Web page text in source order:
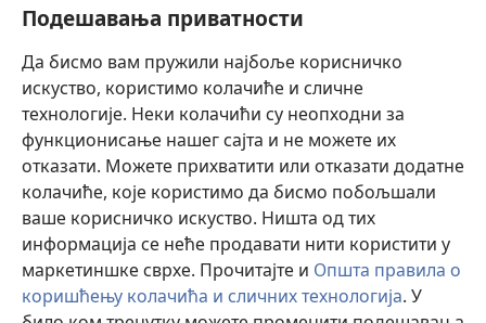
Подешавања приватности
Да бисмо вам пружили најбоље корисничко
искуство, користимо колачиће и сличне
технологије. Неки колачићи су неопходни за
функционисање нашег сајта и не можете их
отказати. Можете прихватити или отказати додатне
колачиће, које користимо да бисмо побољшали
ваше корисничко искуство. Ништа од тих
информација се неће продавати нити користити у
маркетиншке сврхе. Прочитајте и Општа правила о
коришћењу колачића и сличних технологија. У
(отвара
нови
прозор)ОНЛАЈН БИБЛИОТЕКА Watchtower
(отвара
нови
прозор)JW Hub®
(отвара
нови
прозор)JW Library
Watchtower Library ®